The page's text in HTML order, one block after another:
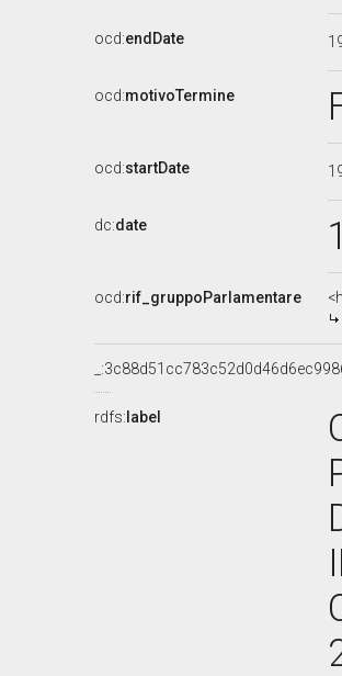
ocd:endDate
ocd:motivoTermine
ocd:startDate
dc:date
ocd:rif_gruppoParlamentare
rdfs: label